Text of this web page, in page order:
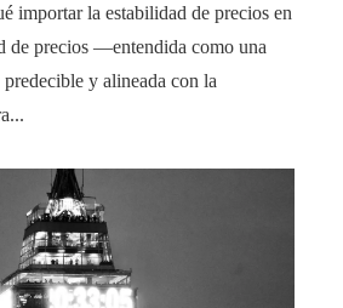
importar la estabilidad de precios en
de precios —entendida como una
y alineada con la